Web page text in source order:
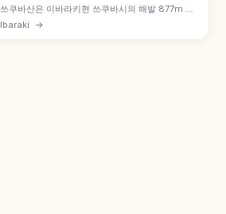
쓰쿠바산은 이바라키현 쓰쿠바시의 해발 877m 일
본 100명산 중 가장 낮은 산으로, 예로부터 '서쪽의
Ibaraki →